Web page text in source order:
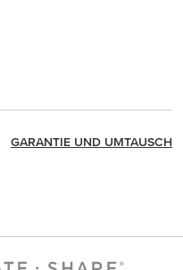
GARANTIE UND UMTAUSCH